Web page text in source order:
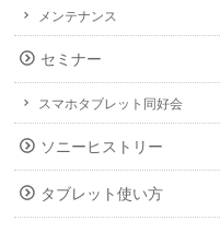
メンテナンス
セミナー
スマホタブレット同好会
ソニーヒストリー
タブレット使い方